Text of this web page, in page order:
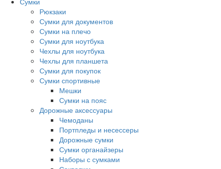
Рюкзаки
Сумки для документов
Сумки на плечо
Сумки для ноутбука
Чехлы для ноутбука
Чехлы для планшета
Сумки для покупок
Сумки спортивные
Мешки
Сумки на пояс
Дорожные аксессуары
Чемоданы
Портпледы и несессеры
Дорожные сумки
Сумки органайзеры
Наборы с сумками